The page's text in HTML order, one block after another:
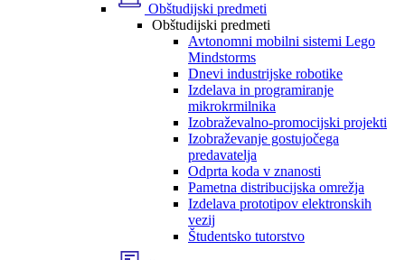
Obštudijski predmeti
Obštudijski predmeti
Avtonomni mobilni sistemi Lego
Mindstorms
Dnevi industrijske robotike
Izdelava in programiranje
mikrokrmilnika
Izobraževalno-promocijski projekti
Izobraževanje gostujočega
predavatelja
Odprta koda v znanosti
Pametna distribucijska omrežja
Izdelava prototipov elektronskih
vezij
Študentsko tutorstvo